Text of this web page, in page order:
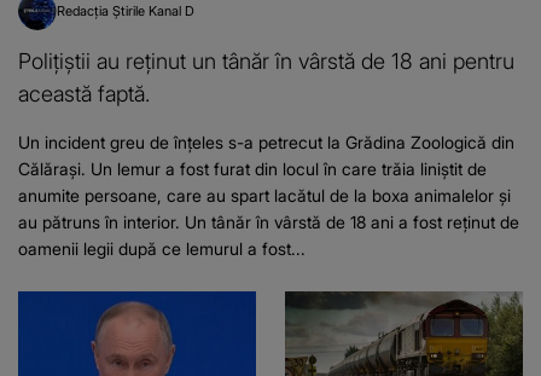
Redacția Știrile Kanal D
Polițiștii au reținut un tânăr în vârstă de 18 ani pentru
această faptă.
Un incident greu de înțeles s-a petrecut la Grădina Zoologică din
Călărași. Un lemur a fost furat din locul în care trăia liniștit de
anumite persoane, care au spart lacătul de la boxa animalelor și
au pătruns în interior. Un tânăr în vârstă de 18 ani a fost reținut de
oamenii legii după ce lemurul a fost...